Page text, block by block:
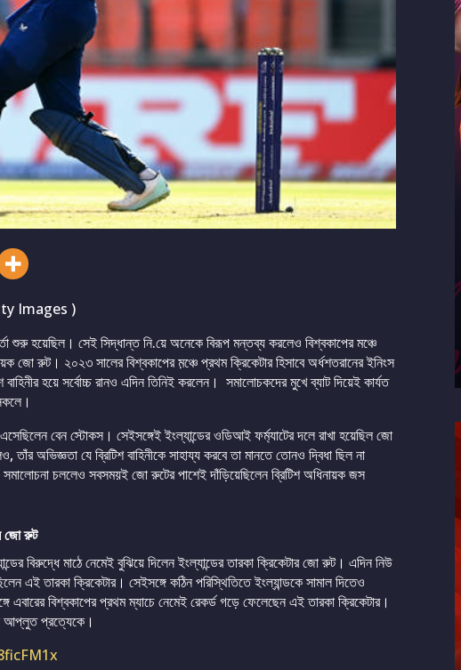
Images )
শুরু হয়েছিল। সেই সিদ্ধান্ত নি.য়ে অনেকে বিরূপ মন্তব্য করলেও বিশ্বকাপের মঞ্চে
জো রুট। ২০২৩ সালের বিশ্বকাপের ম়ঞ্চে প্রথম ক্রিকেটার হিসাবে অর্ধশতরানের ইনিংস
হয়ে সর্বোচ্চ রানও এদিন তিনিই করলেন। সমালোচকদের মুখে ব্যাট দিয়েই কার্যত
বেন স্টোকস। সেইসঙ্গেই ইংল্যান্ডের ওডিআই ফর্ম্যাটের দলে রাখা হয়েছিল জো
তাঁর অভিজ্ঞতা যে ব্রিটিশ বাহিনীকে সাহায্য করবে তা মানতে তোনও দ্বিধা ছিল না
সমালোচনা চললেও সবসময়ই জো রুটের পাশেই দাঁড়িয়েছিলেন ব্রিটিশ অধিনায়ক জস
জো রুট
বিরুদ্ধে মাঠে নেমেই বুঝিয়ে দিলেন ইংল্যান্ডের তারকা ক্রিকেটার জো রুট। এদিন নিউ
এই তারকা ক্রিকেটার। সেইসঙ্গে কঠিন পরিস্থিতিতে ইংল্যান্ডকে সামাল দিতেও
বিশ্বকাপের প্রথম ম্যাচে নেমেই রেকর্ড গড়ে ফেলেছেন এই তারকা ক্রিকেটার।
আপ্লুত প্রত্যেকে।